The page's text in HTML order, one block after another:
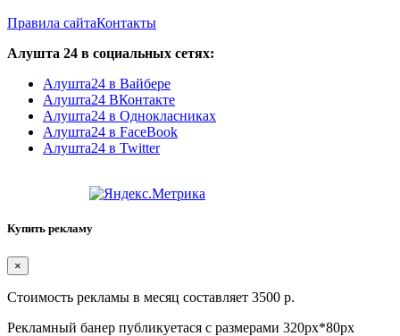
Правила сайтаКонтакты
Алушта 24 в социальных сетях:
Алушта24 в Вайбере
Алушта24 ВКонтакте
Алушта24 в Однокласниках
Алушта24 в FaceBook
Алушта24 в Twitter
Купить рекламу
×
Стоимость рекламы в месяц составляет 3500 р.
Рекламный банер публикуетася с размерами 320px*80px